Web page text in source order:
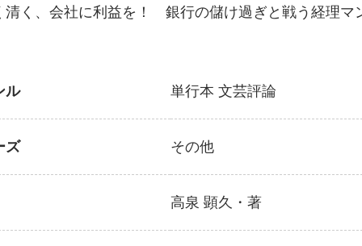
清く、会社に利益を！ 銀行の儲け過ぎと戦う経理マ
ル 単行本 文芸評論
ズ その他
高泉 顕久 ・著